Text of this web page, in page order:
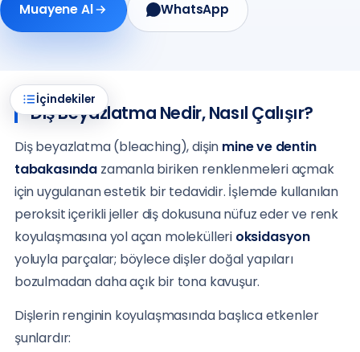
Muayene Al WhatsApp
Diş Beyazlatma Nedir, Nasıl Çalışır?
Diş beyazlatma (bleaching), dişin mine ve dentin
tabakasında zamanla biriken renklenmeleri açmak
için uygulanan estetik bir tedavidir. İşlemde kullanılan
peroksit içerikli jeller diş dokusuna nüfuz eder ve renk
koyulaşmasına yol açan molekülleri oksidasyon
yoluyla parçalar; böylece dişler doğal yapıları
bozulmadan daha açık bir tona kavuşur.
Dişlerin renginin koyulaşmasında başlıca etkenler
şunlardır:
İçindekiler